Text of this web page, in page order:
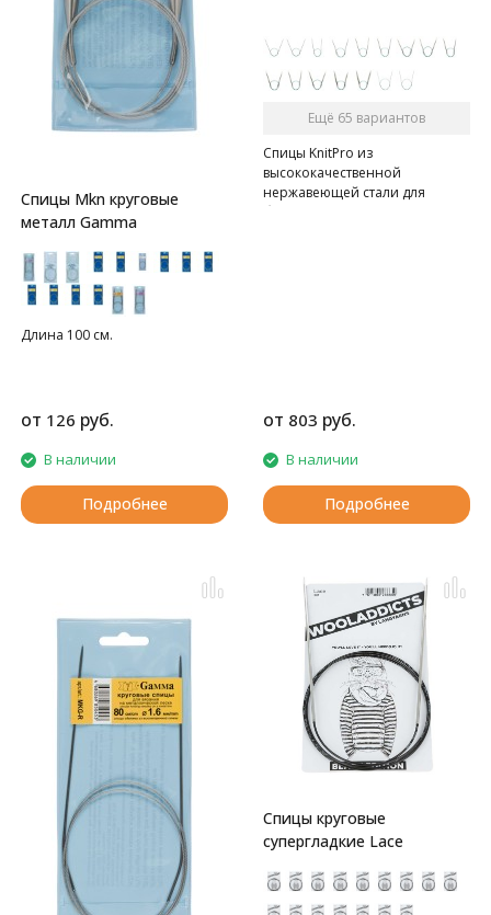
Спицы Mkn круговые
металл Gamma
Длина 100 см.
от 126 руб.
В наличии
Подробнее
Ещё 65 вариантов
Спицы KnitPro из
высококачественной
нержавеющей стали для
безупречного вязания.
от 803 руб.
В наличии
Подробнее
Спицы круговые
супергладкие Lace